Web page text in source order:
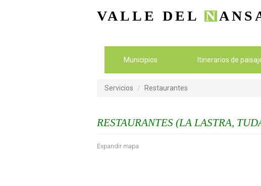
VALLE DEL N
Municipios Itinerarios de
Servicios Restaurantes
RESTAURANTES (LA LASTRA,
Expandir mapa